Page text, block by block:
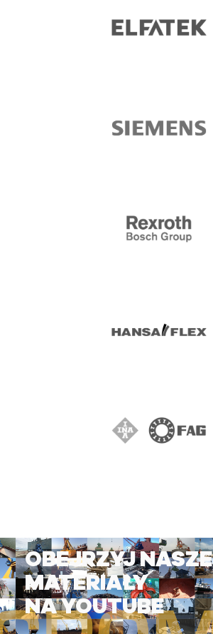
OBEJRZYJ NASZE
MATERIAŁY
NA YOUTUBE